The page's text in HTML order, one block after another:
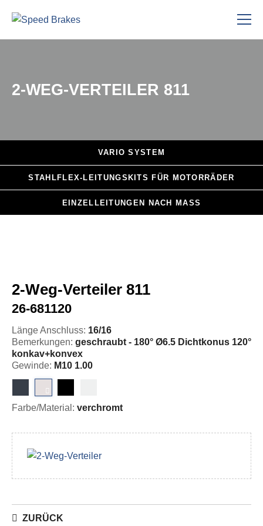
2-WEG-VERTEILER 811
VARIO SYSTEM
STAHLFLEX-LEITUNGSKITS FÜR MOTORRÄDER
EINZELLEITUNGEN NACH MASS
2-Weg-Verteiler 811
26-681120
Länge Anschluss: 16/16
Bemerkungen: geschraubt - 180° Ø6.5 Dichtkonus 120°
konkav+konvex
Gewinde: M10 1.00
Farbe/Material: verchromt
ZURÜCK